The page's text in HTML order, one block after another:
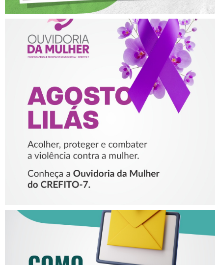
AGOSTO LILÁS – ACOLHER,
PROTEGER E COMBATER A
VIOLÊNCIA CONTRA A
MULHER